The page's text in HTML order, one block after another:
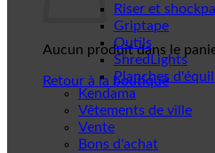
Aucun produit dans le
Retour à la boutique
Riser et
Griptape
Outils
ShredLights
Planches
Kendama
Vêtements de ville
Vente
Bons d'achat